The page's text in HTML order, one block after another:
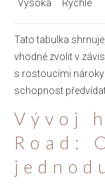
Vysoká Rychle
Tato tabulka
vhodné zvolit v
s rostoucími nároky
schopnost
Vývoj
Road: